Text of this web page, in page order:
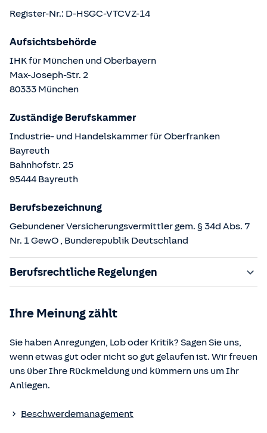
Register-Nr.: D-HSGC-VTCVZ-14
Aufsichtsbehörde
IHK für München und Oberbayern
Max-Joseph-Str. 2
80333 München
Zuständige Berufskammer
Industrie- und Handelskammer für Oberfranken
Bayreuth
Bahnhofstr. 25
95444 Bayreuth
Berufsbezeichnung
Gebundener Versicherungsvermittler gem. § 34d Abs. 7
Nr. 1 GewO , Bunderepublik Deutschland
Berufsrechtliche Regelungen
§§ 59 – 68 Gesetz über den Versicherungsvertrag
§ 48b Versicherungsaufsichtsgesetz (VAG)
Verordnung über die Versicherungsvermittlung und -
Die berufsrechtlichen Regelungen können über die vom
Ihre Meinung zählt
Sie haben Anregungen, Lob oder Kritik? Sagen Sie uns,
wenn etwas gut oder nicht so gut gelaufen ist. Wir freuen
uns über Ihre Rückmeldung und kümmern uns um Ihr
Anliegen.
Beschwerdemanagement